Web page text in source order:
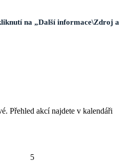
na „Další informace\Zdroj a
Přehled akcí najdete v kalendáři
5